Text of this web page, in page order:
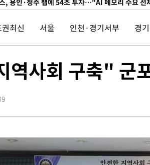
재영·이다영 자매, 아제르바이잔 투란VC 입단
닥, 2.86포인트(0.36%) 내린 798.81마감
, 6200선 약보합…0.60% 내린 6258.77에 마쳐
40.1도 관측…서울, 2018년 이후 첫 40도
목한 韓축구 파문…"국민적 공분에 수사 재개"
수색에 성접대 파문까지…'쑥대밭' 된 축구협회
윤리위, '돌려차기 발언' 진종오·서범수 징계 절차
중국 수출 23.9%↑ 수입 27.5%↑…무역총액
최신 서울 인천·경기서부 경
역사회 구축" 군